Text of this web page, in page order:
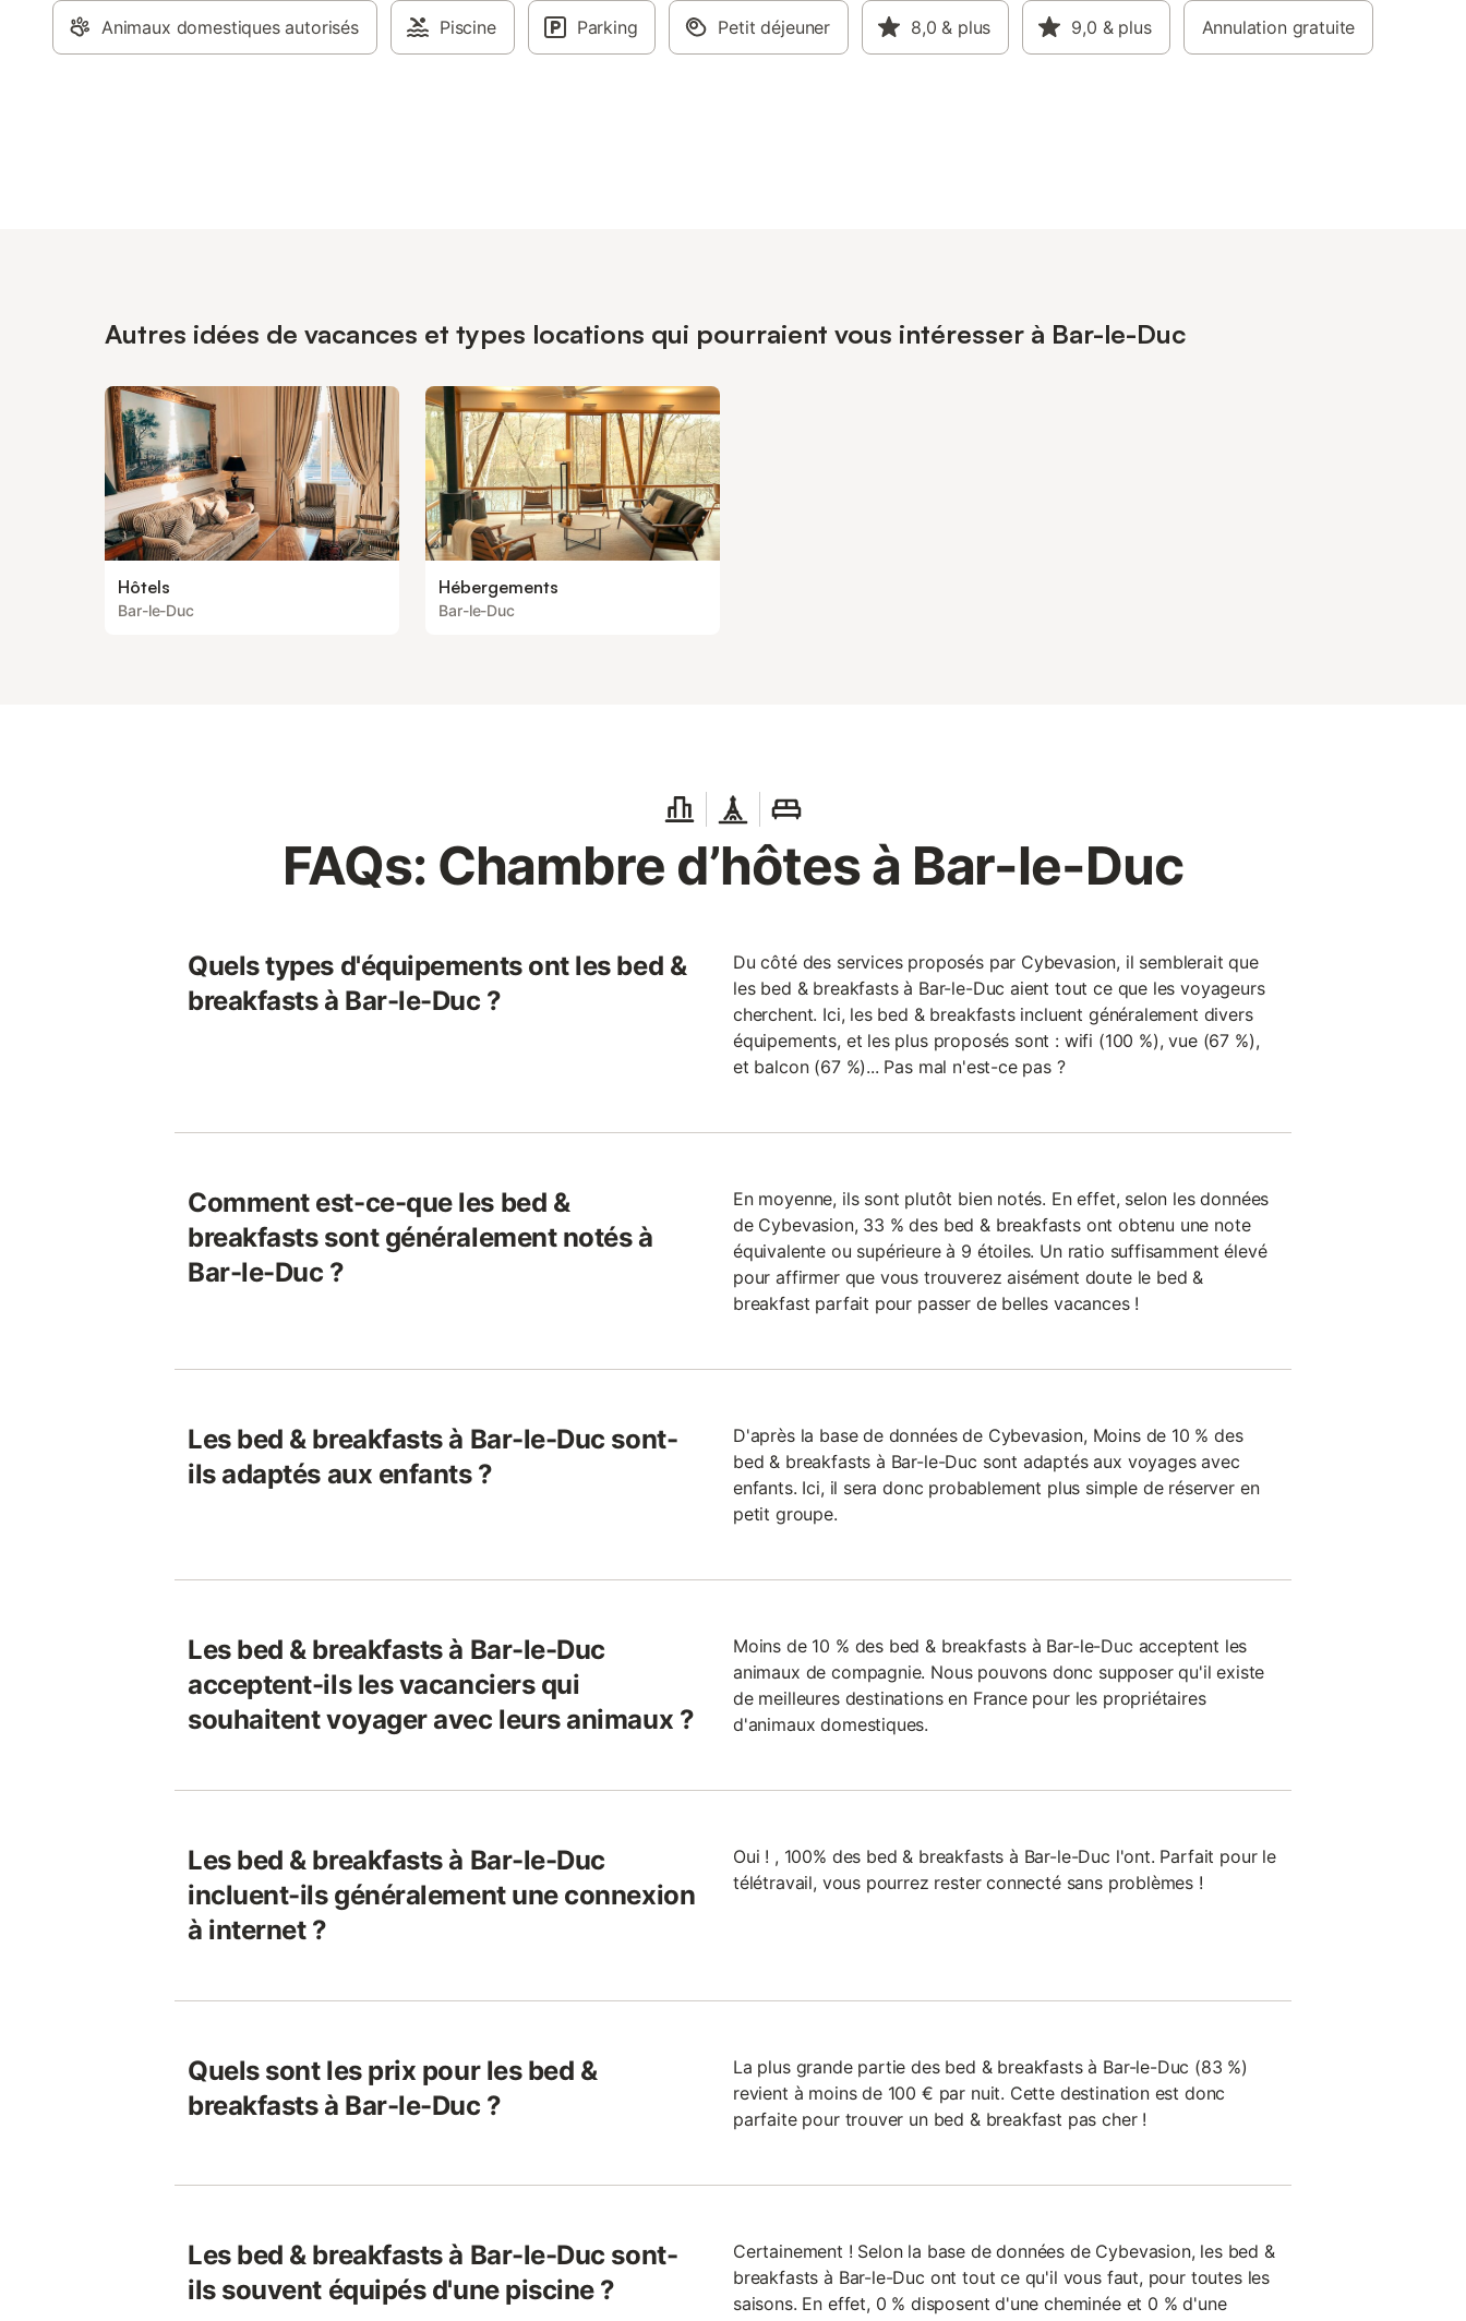
Animaux domestiques autorisés Piscine Parking Petit déjeuner 8,0 & plus 9,0 & plus Annulation gratuite
Autres idées de vacances et types locations qui pourraient vous intéresser à Bar-le-Duc
Hôtels
Bar-le-Duc
Hébergements
Bar-le-Duc
FAQs: Chambre d’hôtes à Bar-le-Duc
Quels types d'équipements ont les bed &
breakfasts à Bar-le-Duc ?
Du côté des services proposés par Cybevasion, il semblerait que
les bed & breakfasts à Bar-le-Duc aient tout ce que les voyageurs
cherchent. Ici, les bed & breakfasts incluent généralement divers
équipements, et les plus proposés sont : wifi (100 %), vue (67 %),
et balcon (67 %)... Pas mal n'est-ce pas ?
Comment est-ce-que les bed &
breakfasts sont généralement notés à
Bar-le-Duc ?
En moyenne, ils sont plutôt bien notés. En effet, selon les données
de Cybevasion, 33 % des bed & breakfasts ont obtenu une note
équivalente ou supérieure à 9 étoiles. Un ratio suffisamment élevé
pour affirmer que vous trouverez aisément doute le bed &
breakfast parfait pour passer de belles vacances !
Les bed & breakfasts à Bar-le-Duc sont-
ils adaptés aux enfants ?
D'après la base de données de Cybevasion, Moins de 10 % des
bed & breakfasts à Bar-le-Duc sont adaptés aux voyages avec
enfants. Ici, il sera donc probablement plus simple de réserver en
petit groupe.
Les bed & breakfasts à Bar-le-Duc
acceptent-ils les vacanciers qui
souhaitent voyager avec leurs animaux ?
Moins de 10 % des bed & breakfasts à Bar-le-Duc acceptent les
animaux de compagnie. Nous pouvons donc supposer qu'il existe
de meilleures destinations en France pour les propriétaires
d'animaux domestiques.
Les bed & breakfasts à Bar-le-Duc
incluent-ils généralement une connexion
à internet ?
Oui ! , 100% des bed & breakfasts à Bar-le-Duc l'ont. Parfait pour le
télétravail, vous pourrez rester connecté sans problèmes !
Quels sont les prix pour les bed &
breakfasts à Bar-le-Duc ?
La plus grande partie des bed & breakfasts à Bar-le-Duc (83 %)
revient à moins de 100 € par nuit. Cette destination est donc
parfaite pour trouver un bed & breakfast pas cher !
Les bed & breakfasts à Bar-le-Duc sont-
ils souvent équipés d'une piscine ?
Certainement ! Selon la base de données de Cybevasion, les bed &
breakfasts à Bar-le-Duc ont tout ce qu'il vous faut, pour toutes les
saisons. En effet, 0 % disposent d'une cheminée et 0 % d'une